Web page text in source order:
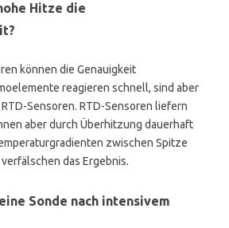
Hitze die
können die Genauigkeit
reagieren schnell, sind aber
Sensoren. RTD-Sensoren liefern
aber durch Überhitzung dauerhaft
zwischen Spitze
das Ergebnis.
Sonde nach intensivem